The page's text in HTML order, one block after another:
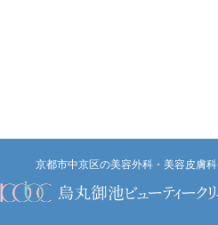
京都市中京区の美容外科・美容皮膚科